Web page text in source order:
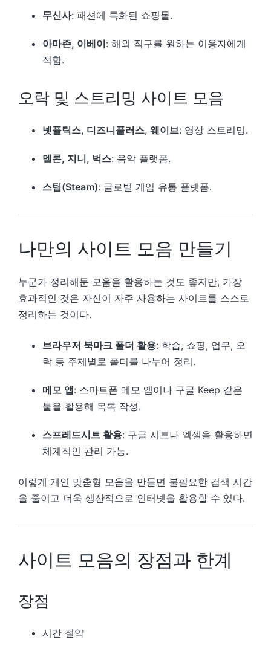
무신사: 패션에 특화된 쇼핑몰.
아마존, 이베이: 해외 직구를 원하는 이용자에게
적합.
오락 및 스트리밍 사이트 모음
넷플릭스, 디즈니플러스, 웨이브: 영상 스트리밍.
멜론, 지니, 벅스: 음악 플랫폼.
스팀(Steam): 글로벌 게임 유통 플랫폼.
나만의 사이트 모음 만들기
누군가 정리해둔 모음을 활용하는 것도 좋지만, 가장
효과적인 것은 자신이 자주 사용하는 사이트를 스스로
정리하는 것이다.
브라우저 북마크 폴더 활용: 학습, 쇼핑, 업무, 오
락 등 주제별로 폴더를 나누어 정리.
메모 앱: 스마트폰 메모 앱이나 구글 Keep 같은
툴을 활용해 목록 작성.
스프레드시트 활용: 구글 시트나 엑셀을 활용하면
체계적인 관리 가능.
이렇게 개인 맞춤형 모음을 만들면 불필요한 검색 시간
을 줄이고 더욱 생산적으로 인터넷을 활용할 수 있다.
사이트 모음의 장점과 한계
장점
시간 절약